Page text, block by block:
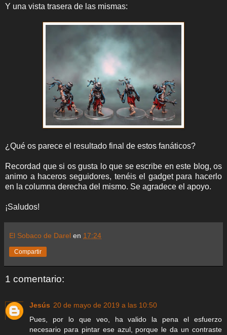
Y una vista trasera de las mismas:
¿Qué os parece el resultado final de estos fanáticos?
Recordad que si os gusta lo que se escribe en este blog, os
animo a haceros seguidores, tenéis el gadget para hacerlo
en la columna derecha del mismo. Se agradece el apoyo.
¡Saludos!
El Sobaco de Darel en 17:24
Compartir
1 comentario:
Jesús 20 de mayo de 2019 a las 10:50
Pues, por lo que veo, ha valido la pena el esfuerzo
necesario para pintar ese azul, porque le da un contraste